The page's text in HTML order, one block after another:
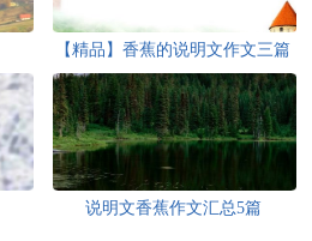
【精品】香蕉的说明文作文三篇
说明文香蕉作文汇总5篇